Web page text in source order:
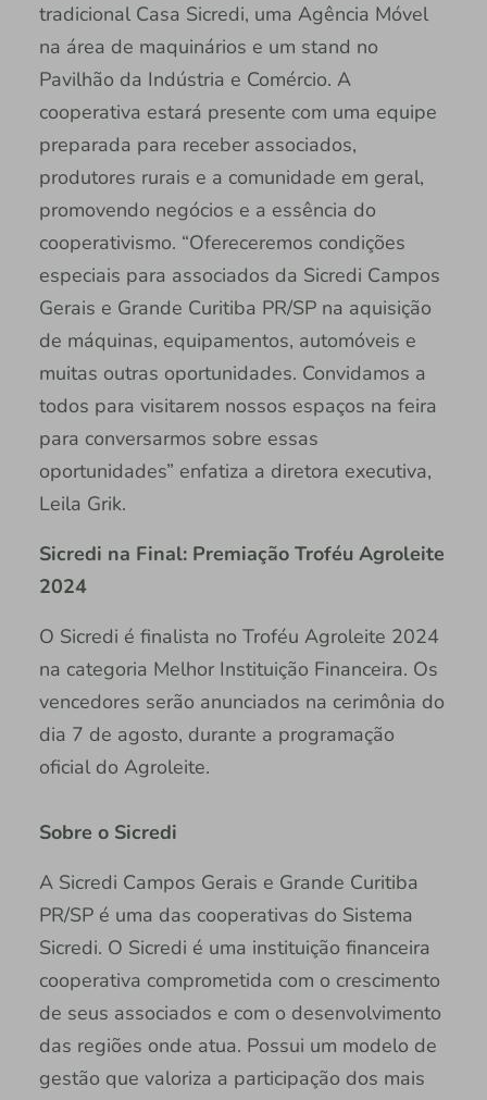
tradicional Casa Sicredi, uma Agência Móvel
na área de maquinários e um stand no
Pavilhão da Indústria e Comércio. A
cooperativa estará presente com uma equipe
preparada para receber associados,
produtores rurais e a comunidade em geral,
promovendo negócios e a essência do
cooperativismo. “Ofereceremos condições
especiais para associados da Sicredi Campos
Gerais e Grande Curitiba PR/SP na aquisição
de máquinas, equipamentos, automóveis e
muitas outras oportunidades. Convidamos a
todos para visitarem nossos espaços na feira
para conversarmos sobre essas
oportunidades” enfatiza a diretora executiva,
Leila Grik.
Sicredi na Final: Premiação Troféu Agroleite
2024
O Sicredi é finalista no Troféu Agroleite 2024
na categoria Melhor Instituição Financeira. Os
vencedores serão anunciados na cerimônia do
dia 7 de agosto, durante a programação
oficial do Agroleite.
Sobre o Sicredi
A Sicredi Campos Gerais e Grande Curitiba
PR/SP é uma das cooperativas do Sistema
Sicredi. O Sicredi é uma instituição financeira
cooperativa comprometida com o crescimento
de seus associados e com o desenvolvimento
das regiões onde atua. Possui um modelo de
gestão que valoriza a participação dos mais